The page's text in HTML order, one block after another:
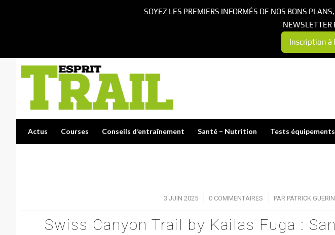
Actus Courses Conseils d’entraînement Santé – Nutrition Tests équipements
3 JUIN 2025
/ 0 COMMENTAIRES
/ PAR PATRICK
Swiss Canyon Trail by Kailas Fuga :
SOYEZ LES PREMIERS INFORMÉS DE NOS BONS
NEWSLETTER
Inscription à